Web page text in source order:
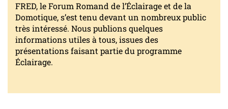
FRED, le Forum Romand de l’Éclairage et de la
Domotique, s’est tenu devant un nombreux public
très intéressé. Nous publions quelques
informations utiles à tous, issues des
présentations faisant partie du programme
Éclairage.